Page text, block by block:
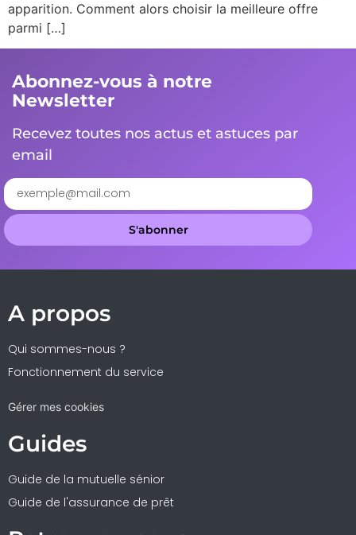
apparition. Comment alors choisir la meilleure offre
parmi […]
Abonnez-vous à notre
Newsletter
Recevez toutes nos actus et astuces par
email
S'abonner
A propos
Qui sommes-nous ?
Fonctionnement du service
Gérer mes cookies
Guides
Guide de la mutuelle sénior
Guide de l'assurance de prêt